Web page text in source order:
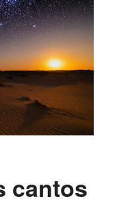
cantos